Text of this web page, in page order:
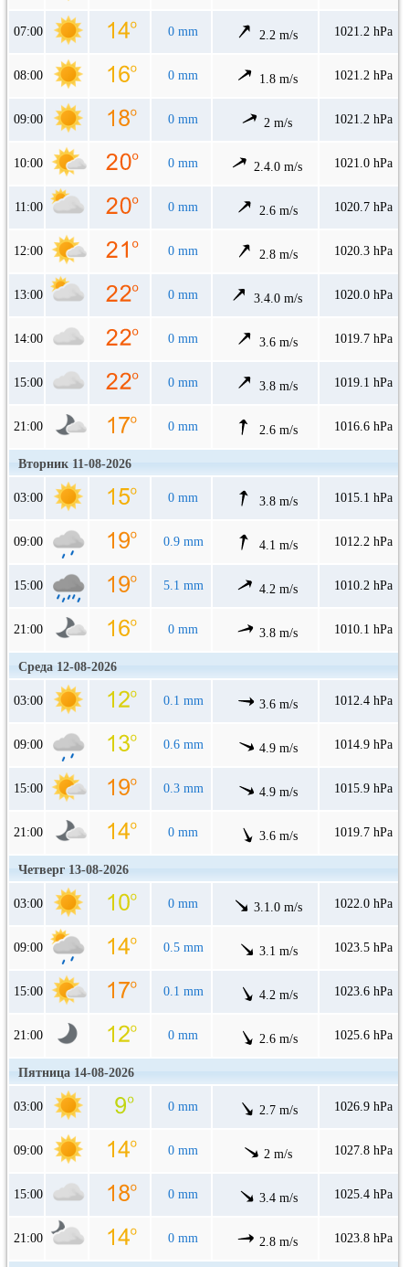
07:00 0 mm 2.2 m/s 1021.2 hPa
08:00 0 mm 1.8 m/s 1021.2 hPa
09:00 0 mm 2 m/s 1021.2 hPa
10:00 0 mm 2.4.0 m/s 1021.0 hPa
11:00 0 mm 2.6 m/s 1020.7 hPa
12:00 0 mm 2.8 m/s 1020.3 hPa
13:00 0 mm 3.4.0 m/s 1020.0 hPa
14:00 0 mm 3.6 m/s 1019.7 hPa
15:00 0 mm 3.8 m/s 1019.1 hPa
21:00 0 mm 2.6 m/s 1016.6 hPa
Вторник 11-08-2026
03:00 0 mm 3.8 m/s 1015.1 hPa
09:00 0.9 mm 4.1 m/s 1012.2 hPa
15:00 5.1 mm 4.2 m/s 1010.2 hPa
21:00 0 mm 3.8 m/s 1010.1 hPa
Среда 12-08-2026
03:00 0.1 mm 3.6 m/s 1012.4 hPa
09:00 0.6 mm 4.9 m/s 1014.9 hPa
15:00 0.3 mm 4.9 m/s 1015.9 hPa
21:00 0 mm 3.6 m/s 1019.7 hPa
Четверг 13-08-2026
03:00 0 mm 3.1.0 m/s 1022.0 hPa
09:00 0.5 mm 3.1 m/s 1023.5 hPa
15:00 0.1 mm 4.2 m/s 1023.6 hPa
21:00 0 mm 2.6 m/s 1025.6 hPa
Пятница 14-08-2026
03:00 0 mm 2.7 m/s 1026.9 hPa
09:00 0 mm 2 m/s 1027.8 hPa
15:00 0 mm 3.4 m/s 1025.4 hPa
21:00 0 mm 2.8 m/s 1023.8 hPa